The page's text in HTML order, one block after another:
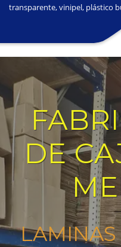
transparente, vinipel, plástico
DE